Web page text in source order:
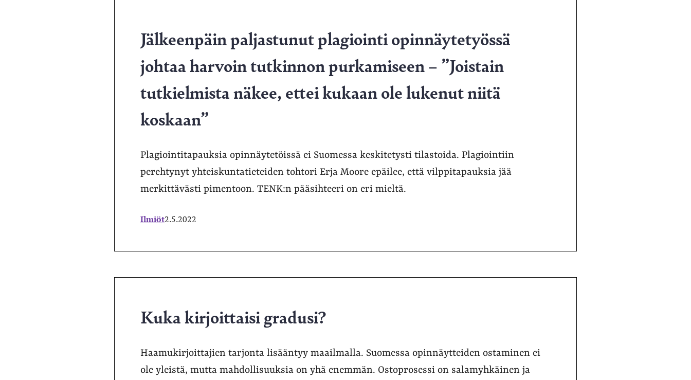
Jälkeenpäin paljastunut plagiointi opinnäytetyössä
johtaa harvoin tutkinnon purkamiseen – ”Joistain
tutkielmista näkee, ettei kukaan ole lukenut niitä
koskaan”
Plagiointitapauksia opinnäytetöissä ei Suomessa keskitetysti tilastoida. Plagiointiin
perehtynyt yhteiskuntatieteiden tohtori Erja Moore epäilee, että vilppitapauksia jää
merkittävästi pimentoon. TENK:n pääsihteeri on eri mieltä.
Ilmiöt2.5.2022
Kuka kirjoittaisi gradusi?
Haamukirjoittajien tarjonta lisääntyy maailmalla. Suomessa opinnäytteiden ostaminen ei
ole yleistä, mutta mahdollisuuksia on yhä enemmän. Ostoprosessi on salamyhkäinen ja